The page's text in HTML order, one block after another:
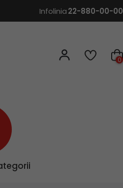
Infolinia22-880-00-00
0